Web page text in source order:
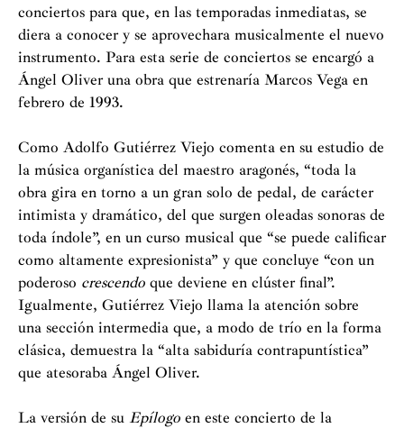
conciertos para que, en las temporadas inmediatas, se
diera a conocer y se aprovechara musicalmente el nuevo
instrumento. Para esta serie de conciertos se encargó a
Ángel Oliver una obra que estrenaría Marcos Vega en
febrero de 1993.
Como Adolfo Gutiérrez Viejo comenta en su estudio de
la música organística del maestro aragonés, “toda la
obra gira en torno a un gran solo de pedal, de carácter
intimista y dramático, del que surgen oleadas sonoras de
toda índole”, en un curso musical que “se puede calificar
como altamente expresionista” y que concluye “con un
poderoso crescendo que deviene en clúster final”.
Igualmente, Gutiérrez Viejo llama la atención sobre
una sección intermedia que, a modo de trío en la forma
clásica, demuestra la “alta sabiduría contrapuntística”
que atesoraba Ángel Oliver.
La versión de su Epílogo en este concierto de la